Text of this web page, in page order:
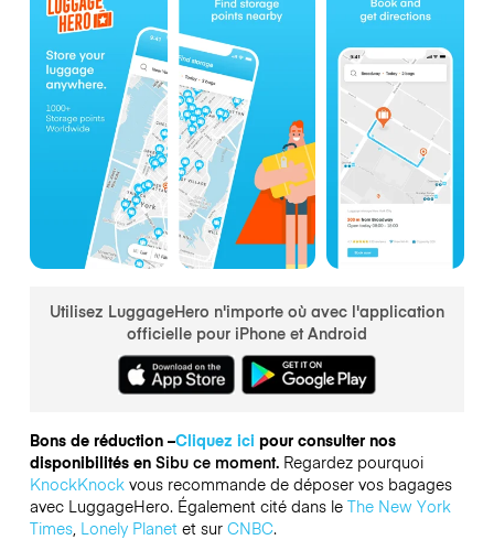
Utilisez LuggageHero n'importe où avec l'application
officielle pour iPhone et Android
Bons de réduction –Cliquez ici pour consulter nos
disponibilités en Sibu ce moment. Regardez pourquoi
KnockKnockvous recommande de déposer vos bagages
avec LuggageHero. Également cité dans le The New York
Times, Lonely Planetet sur CNBC.